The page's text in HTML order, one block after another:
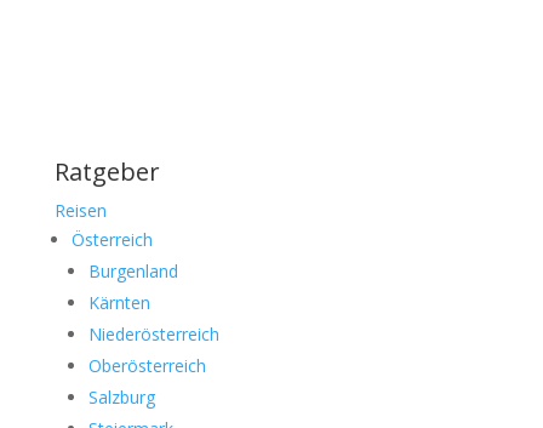
Ratgeber
Reisen
Österreich
Burgenland
Kärnten
Niederösterreich
Oberösterreich
Salzburg